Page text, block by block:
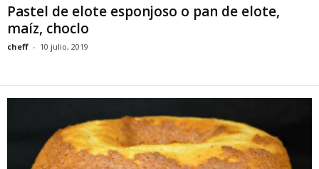
Pastel de elote esponjoso o pan de elote,
maíz, choclo
cheff - 10 julio, 2019